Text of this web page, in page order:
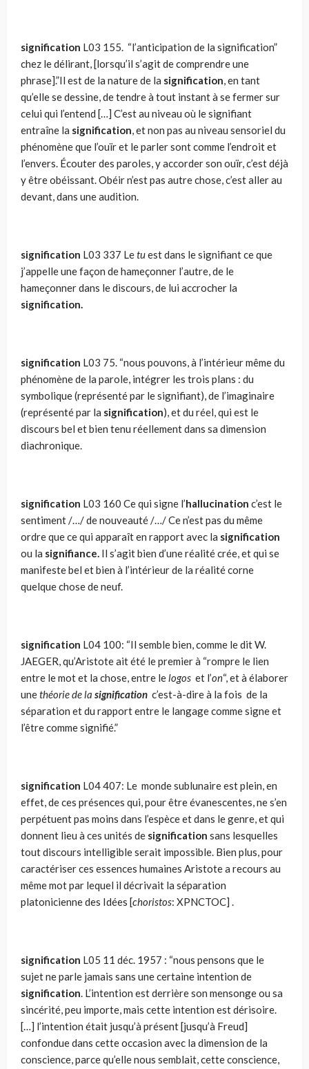
signification L03 155. “l’anticipation de la signification”
chez le délirant, [lorsqu’il s’agit de comprendre une
phrase].”Il est de la nature de la signification, en tant
qu’elle se dessine, de tendre à tout instant à se fermer sur
celui qui l’entend […] C’est au niveau où le signifiant
entraîne la signification, et non pas au niveau sensoriel du
phénomène que l’ouïr et le parler sont comme l’endroit et
l’envers. Écouter des paroles, y accorder son ouïr, c’est déjà
y être obéissant. Obéir n’est pas autre chose, c’est aller au
devant, dans une audition.
signification L03 337 Letuest dans le signifiant ce que
j’appelle une façon de hameçonner l’autre, de le
hameçonner dans le discours, de lui accrocher la
signification.
signification L03 75. “nous pouvons, à l’intérieur même du
phénomène de la parole, intégrer les trois plans : du
symbolique (représenté par le signifiant), de l’imagi­naire
(représenté par la signification), et du réel, qui est le
discours bel et bien tenu réellement dans sa dimension
diachronique.
signification L03 160 Ce qui signe l’hallucination c’est le
sentiment /…/ de nouveauté /…/ Ce n’est pas du même
ordre que ce qui apparaît en rapport avec la signification
ou la signifiance. Il s’agit bien d’une réalité crée, et qui se
manifeste bel et bien à l’intérieur de la réalité corne
quelque chose de neuf.
signification L04 100: “Il semble bien, comme le dit W.
JAEGER, qu’Aristote ait été le premier à “rompre le lien
entre le mot et la chose, entre lelogos et l’on“, et à élaborer
unethéorie de la signification c’est-à-dire à la fois de la
séparation et du rapport entre le langage comme signe et
l’être comme signifié.”
signification L04407: Le monde sublunaire est plein, en
effet, de ces présences qui, pour être évanescentes, ne s’en
perpétuent pas moins dans l’espèce et dans le genre, et qui
donnent lieu à ces unités de signification sans lesquelles
tout discours intelligible serait impossible. Bien plus, pour
caractériser ces essences humaines Aristote a recours au
même mot par lequel il décrivait la séparation
platonicienne des Idées [choristos: XPNCTOC] .
signification L05 11 déc. 1957 : “nous pensons que le
sujet ne parle jamais sans une certaine intention de
signification. L’intention est derrière son mensonge ou sa
sincérité, peu importe, mais cette intention est dérisoire.
[…] l’intention était jusqu’à présent [jusqu’à Freud]
confondue dans cette occasion avec la dimension de la
conscience, parce qu’elle nous semblait, cette conscience,